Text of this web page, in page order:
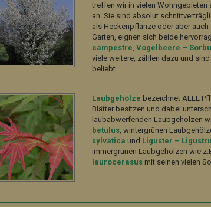
treffen wir in vielen
an. Sie sind absolut
als Heckenpflanze oder aber
Garten, eignen sich beide
campestre,Vogelbeere –
viele weitere, zählen dazu und
beliebt.
Laubgehölze bezeichnet ALLE
Blätter besitzen und dabei
laubabwerfenden Laubgehölzen
betulus, wintergrünen
sylvatica und Liguster –
immergrünen Laubgehölzen wie
laurocerasus mit seinen vielen